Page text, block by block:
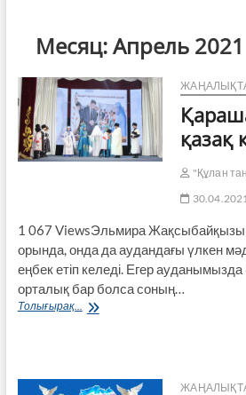
Месяц:Апрель 2021
қазақ
"Құлан
30.04.2021
1 067 ViewsЭльмира Жақсыбайқызы
орында, онда да аудандағы үлкен
еңбек етіп келеді. Егер
орталық бар болса соның…
Толығырақ...
Қарашайға